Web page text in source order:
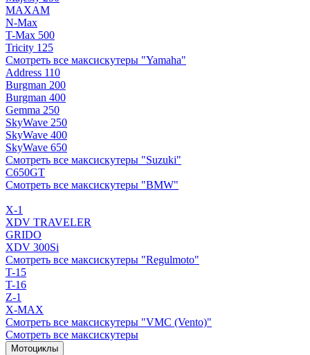
MAXAM
N-Max
T-Max 500
Tricity 125
Смотреть все максискутеры "Yamaha"
Address 110
Burgman 200
Burgman 400
Gemma 250
SkyWave 250
SkyWave 400
SkyWave 650
Смотреть все максискутеры "Suzuki"
C650GT
Смотреть все максискутеры "BMW"
X-1
XDV TRAVELER
GRIDO
XDV 300Si
Смотреть все максискутеры "Regulmoto"
T-15
T-16
Z-1
X-MAX
Смотреть все максискутеры "VMC (Vento)"
Смотреть все максискутеры
Мотоциклы